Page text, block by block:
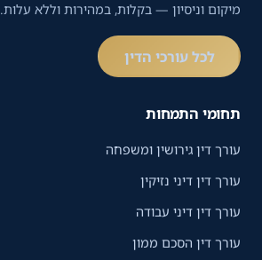
מיקום וניסיון — בקלות, במהירות וללא עלות.
לכל עורכי הדין
תחומי התמחות
עורך דין גירושין ומשפחה
עורך דין דיני נזיקין
עורך דין דיני עבודה
עורך דין הסכם ממון